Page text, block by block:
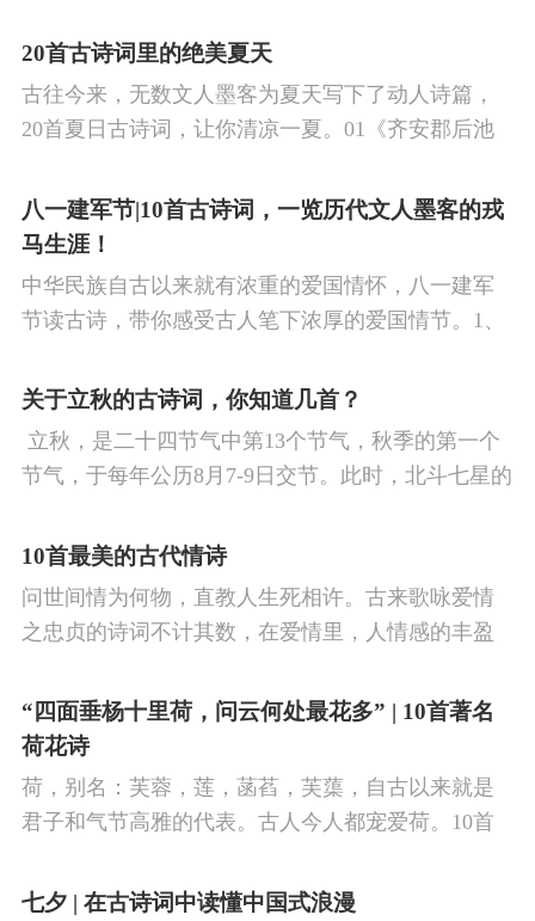
涉及48首诗词，你会背几首？快来（预）习。
20首古诗词里的绝美夏天
古往今来，无数文人墨客为夏天写下了动人诗篇，
20首夏日古诗词，让你清凉一夏。01《齐安郡后池
尽日无人看微雨，鸳鸯相对浴红衣。
八一建军节|10首古诗词，一览历代文人墨客的戎
马生涯！
中华民族自古以来就有浓重的爱国情怀，八一建军
节读古诗，带你感受古人笔下浓厚的爱国情节。1、
看剑，梦回吹角连营。八百里分麾下炙，五十弦翻
关于立秋的古诗词，你知道几首？
​ 立秋，是二十四节气中第13个节气，秋季的第一个
节气，于每年公历8月7-9日交节。此时，北斗七星的
了四时“气”的变化，立秋是阳气渐收、阴气渐长，由
10首最美的古代情诗
问世间情为何物，直教人生死相许。古来歌咏爱情
之忠贞的诗词不计其数，在爱情里，人情感的丰盈
笔下生辉。10首绝美的爱情古诗词，与你一起感受
情之幽微，爱之可贵。
“四面垂杨十里荷，问云何处最花多” | 10首著名
荷花诗
荷，别名：芙蓉，莲，菡萏，芙蕖，自古以来就是
君子和气节高雅的代表。古人今人都宠爱荷。10首
杨万里泉眼无声惜细流，树阴照水爱晴柔。
七夕 | 在古诗词中读懂中国式浪漫